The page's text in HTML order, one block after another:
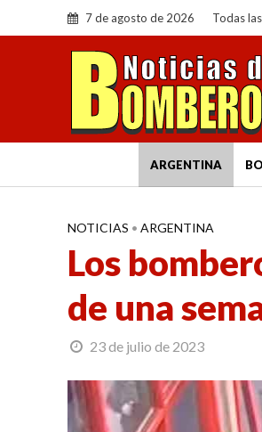
7 de agosto de 2026 Todas
ARGENTINA
NOTICIAS • ARGENTINA
Los
de una
23 de julio de 2023